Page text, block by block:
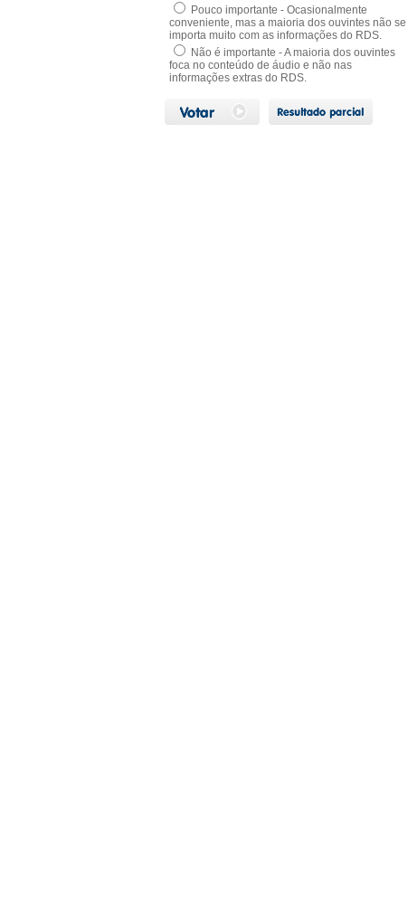
Pouco importante - Ocasionalmente
conveniente, mas a maioria dos ouvintes não se
importa muito com as informações do RDS.
Não é importante - A maioria dos ouvintes
foca no conteúdo de áudio e não nas
informações extras do RDS.